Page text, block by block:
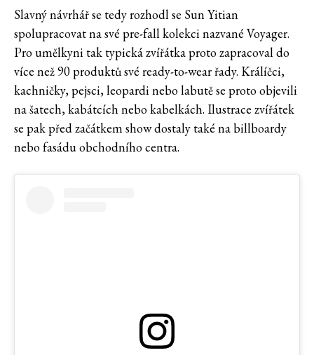
Slavný návrhář se tedy rozhodl se Sun Yitian
spolupracovat na své pre-fall kolekci nazvané Voyager.
Pro umělkyni tak typická zvířátka proto zapracoval do
více než 90 produktů své ready-to-wear řady. Králíčci,
kachničky, pejsci, leopardi nebo labutě se proto objevili
na šatech, kabátcích nebo kabelkách. Ilustrace zvířátek
se pak před začátkem show dostaly také na billboardy
nebo fasádu obchodního centra.